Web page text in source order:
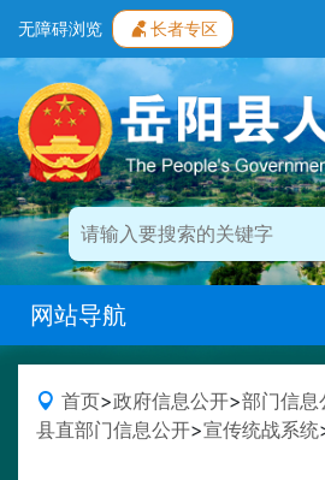
无障碍浏览 长者专区
网站导航
首页>政府信息公开>部门信息
县直部门信息公开>宣传统战系统